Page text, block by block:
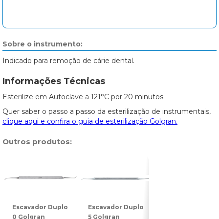
Sobre o instrumento:
Indicado para remoção de cárie dental.
Informações Técnicas
Esterilize em Autoclave a 121°C por 20 minutos.
Quer saber o passo a passo da esterilização de instrumentais,
clique aqui e confira o guia de esterilização Golgran.
Outros produtos:
Escavador Duplo
0 Golgran
Escavador Duplo
5 Golgran